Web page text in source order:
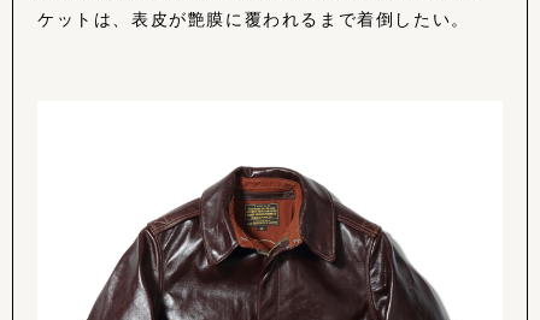
ケットは、表皮が艶膜に覆われるまで着倒したい。